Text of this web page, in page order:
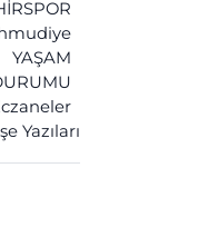
YAŞAM
Yazıları